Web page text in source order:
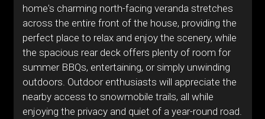
home's charming north-facing veranda stretches
across the entire front of the house, providing the
perfect place to relax and enjoy the scenery, while
the spacious rear deck offers plenty of room for
summer BBQs, entertaining, or simply unwinding
outdoors. Outdoor enthusiasts will appreciate the
nearby access to snowmobile trails, all while
enjoying the privacy and quiet of a year-round road.